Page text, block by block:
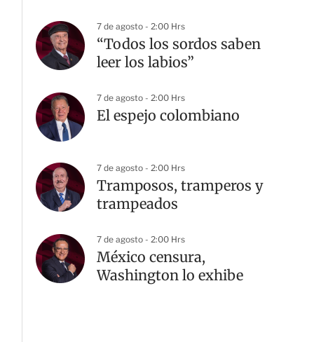
7 de agosto - 2:00 Hrs
“Todos los sordos saben
leer los labios”
7 de agosto - 2:00 Hrs
El espejo colombiano
7 de agosto - 2:00 Hrs
Tramposos, tramperos y
trampeados
7 de agosto - 2:00 Hrs
México censura,
Washington lo exhibe